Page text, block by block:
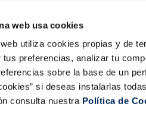
web usa cookies
utiliza cookies propias y de
tus preferencias, analizar tu
sobre la base de un
si deseas instalarlas
consulta nuestra Política de